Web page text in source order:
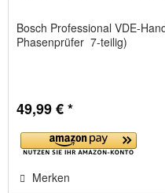
Bosch Professional VDE-
Phasenprüfer  7-teilig)
49,99 € *
Merken